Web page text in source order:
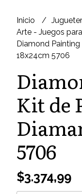
Inicio
Arte - Juegos
Diamond
18x24cm 5706
Kit de
5706
$3.374,99